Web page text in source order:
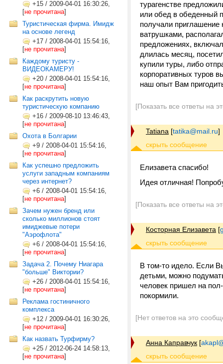
+15 / 2009-04-01 16:30:26,
[не прочитана]
Туристическая фирма. Имидж
на основе легенд
+17 / 2008-04-01 15:54:16,
[не прочитана]
Каждому туристу -
ВИДЕОКАМЕРУ!
+20 / 2008-04-01 15:54:16,
[не прочитана]
Как раскрутить новую
туристическую компанию
+16 / 2009-08-10 13:46:43,
[не прочитана]
Охота в Болгарии
+9 / 2008-04-01 15:54:16,
[не прочитана]
Как успешно предложить
услуги западным компаниям
через интернет?
+6 / 2008-04-01 15:54:16,
[не прочитана]
Зачем нужен бренд или
сколько миллионов стоят
имиджевые потери
"Аэрофлота"
+6 / 2008-04-01 15:54:16,
[не прочитана]
Задача 2. Почему Ниагара
"больше" Виктории?
+26 / 2008-04-01 15:54:16,
[не прочитана]
Реклама гостиничного
комплекса
+12 / 2009-04-01 16:30:26,
[не прочитана]
Как назвать Турфирму?
+25 / 2012-06-24 14:58:13,
[не прочитана]
турагенстве
или обед в обеденный
получали приглашение
ватрушками,
предложениях,
длилась месяц,
купили туры, либо
корпоративных туров
наш опыт Вам
[Показать все ответы на
Tatiana [tatika@mail.ru]
Елизавета спасибо!
Идея отличная!
[Показать все ответы на
Косторная Елизавета [
В том-то идело. Если
детьми, можно
человек пришел на
покормили.
[Нет ответов на это
Анна Каправчук [